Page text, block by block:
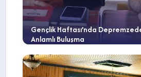
Gençlik Haftası’nda
Anlamlı Buluşma